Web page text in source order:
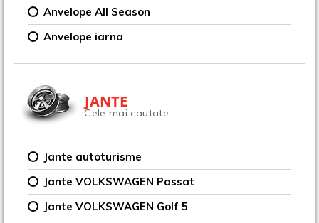
Anvelope All Season
Anvelope iarna
JANTE
Cele mai cautate
Jante autoturisme
Jante VOLKSWAGEN Passat
Jante VOLKSWAGEN Golf 5